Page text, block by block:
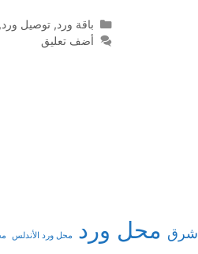
التصنيفات
باقة ورد, توصيل ورد,
أضف تعليق
شرق محل ورد محل ورد الأندلس